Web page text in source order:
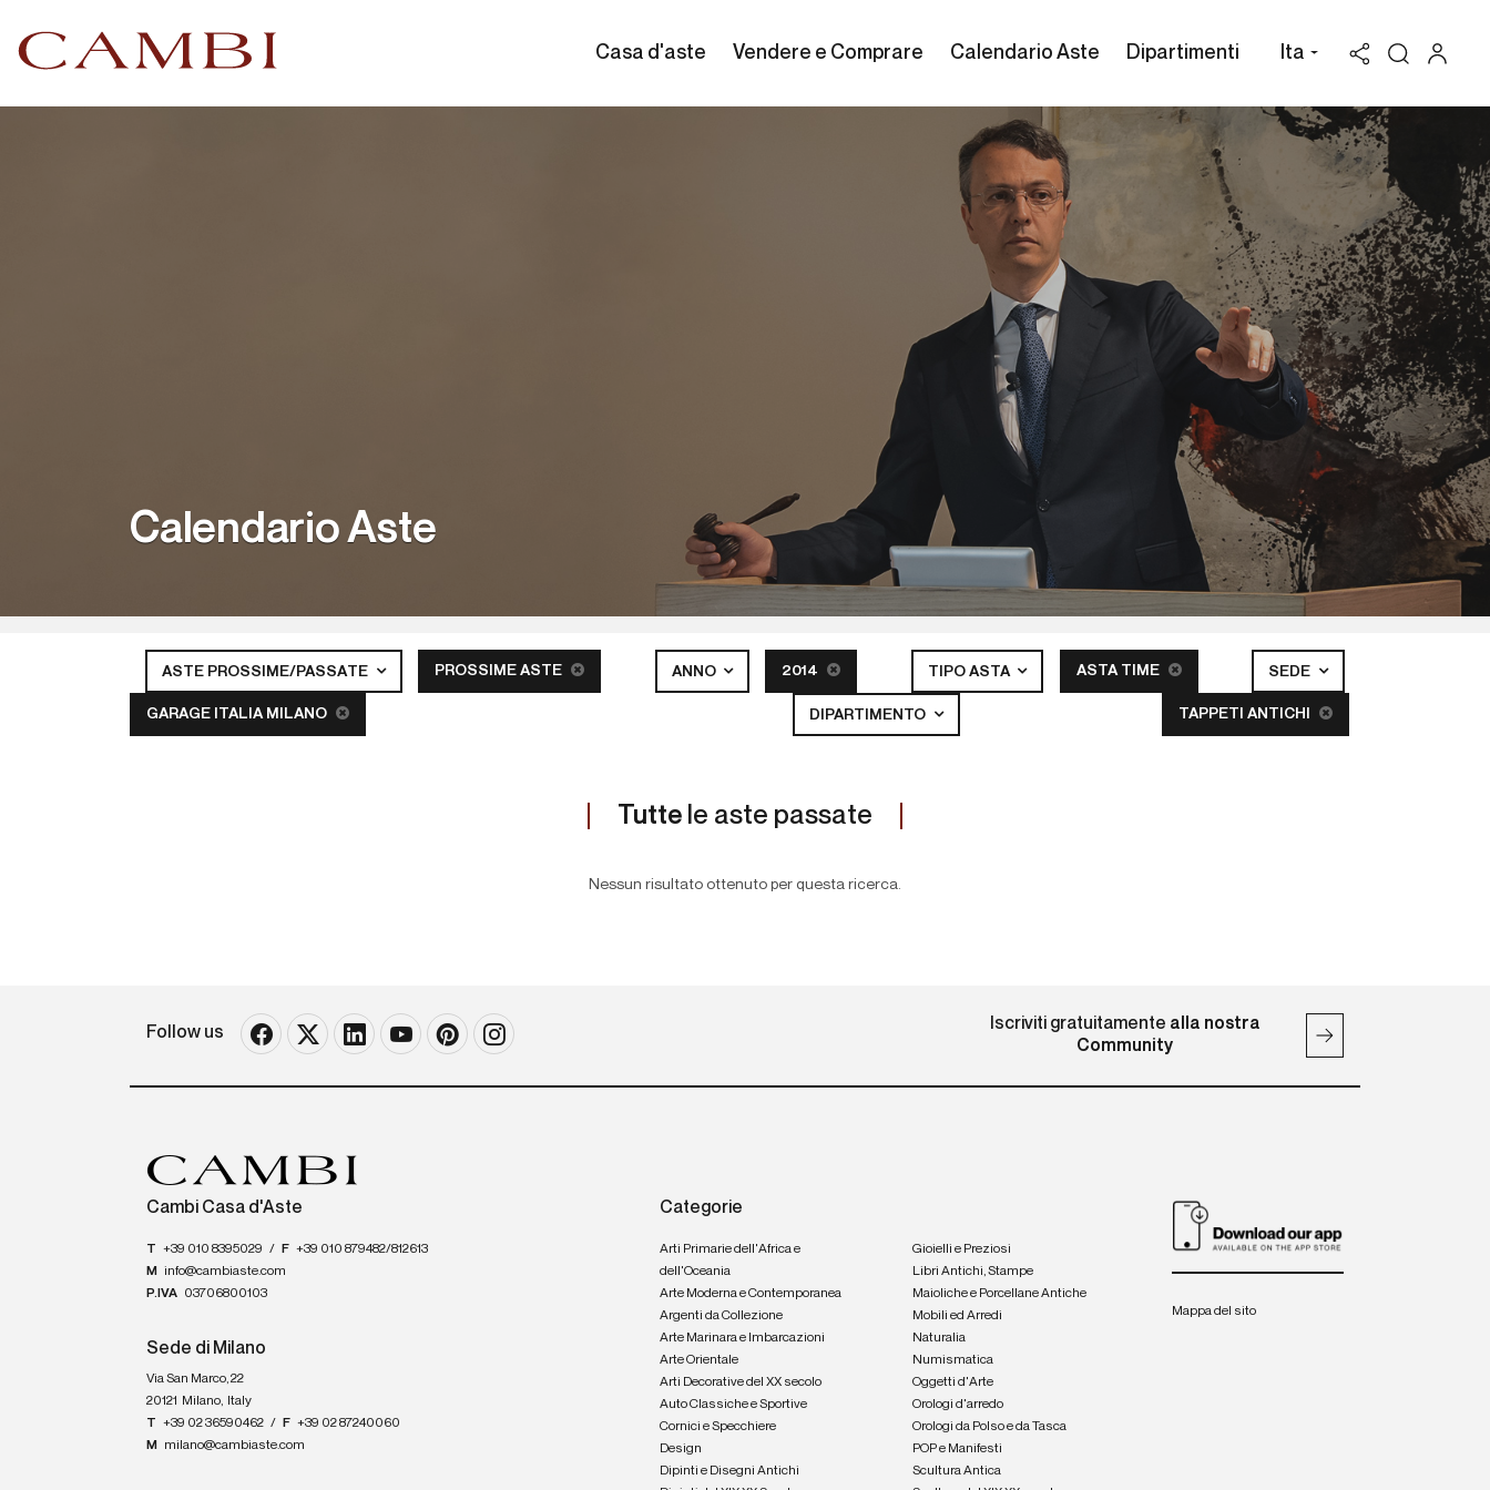
Casa d'aste Vendere e Comprare Calendario Aste Dipartimenti Ita
Calendario Aste
ASTE PROSSIME/PASSATE PROSSIME ASTE ANNO 2014 TIPO ASTA ASTA TIME SEDE
GARAGE ITALIA MILANO DIPARTIMENTO TAPPETI ANTICHI
Tutte le aste passate
Nessun risultato ottenuto per questa ricerca.
Follow us Iscriviti gratuitamente alla nostra
Community
Cambi Casa d'Aste
T +39 010 8395029 / F +39 010 879482/812613
M
info@cambiaste.com
P.IVA 03706800103
Sede di Milano
Via San Marco, 22
20121
Milano, Italy
T +39 02 36590462 / F +39 02 87240060
M
milano@cambiaste.com
Categorie
Arti Primarie dell'Africa e
dell'Oceania
Arte Moderna e Contemporanea
Argenti da Collezione
Arte Marinara e Imbarcazioni
Arte Orientale
Arti Decorative del XX secolo
Auto Classiche e Sportive
Cornici e Specchiere
Design
Dipinti e Disegni Antichi
Gioielli e Preziosi
Libri Antichi, Stampe
Maioliche e Porcellane Antiche
Mobili ed Arredi
Naturalia
Numismatica
Oggetti d'Arte
Orologi d'arredo
Orologi da Polso e da Tasca
POP e Manifesti
Scultura Antica
Mappa del sito